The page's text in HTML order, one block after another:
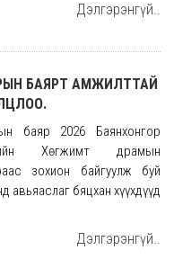
Дэлгэрэнгүй..
БАЯРТ АМЖИЛТТАЙ
баяр 2026 Баянхонгор
Хөгжимт драмын
зохион байгуулж буй
авьяаслаг бяцхан хүүхдүүд
Дэлгэрэнгүй..